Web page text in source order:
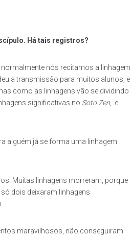
Há tais registros?
nós recitamos a linhagem
a transmissão para muitos alunos, e
como as linhagens vão se dividindo
significativas no Soto Zen , e
alguém já se forma uma linhagem
Muitas linhagens morreram, porque
dois deixaram linhagens
maravilhosos, não conseguiram